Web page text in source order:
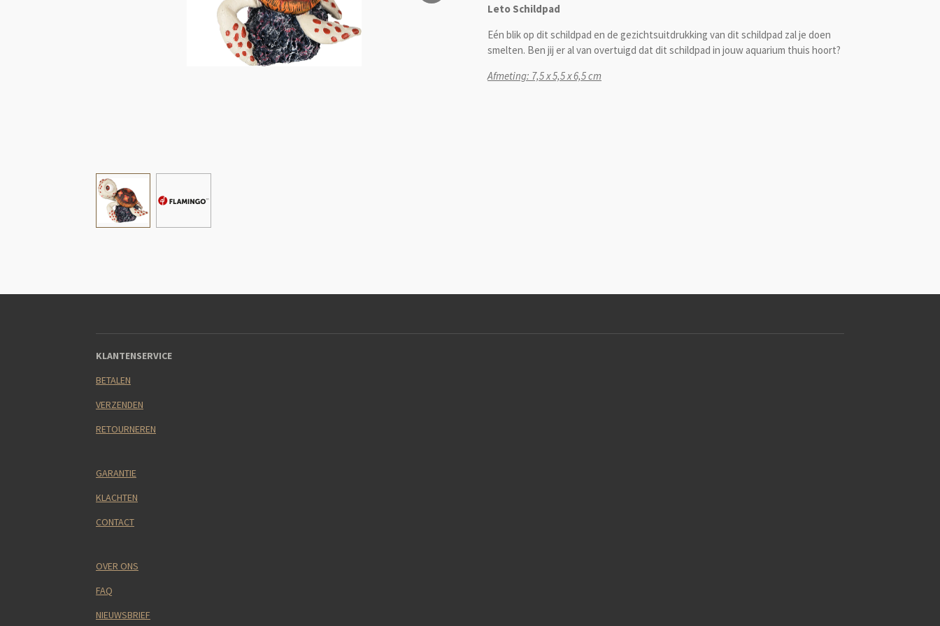
Leto Schildpad
Eén blik op dit schildpad en de gezichtsuitdrukking van dit schildpad zal je doen
smelten. Ben jij er al van overtuigd dat dit schildpad in jouw aquarium thuis hoort?
Afmeting: 7,5 x 5,5 x 6,5 cm
KLANTENSERVICE
BETALEN
VERZENDEN
RETOURNEREN
GARANTIE
KLACHTEN
CONTACT
OVER ONS
FAQ
NIEUWSBRIEF